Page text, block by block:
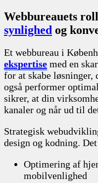
Webbureauets
synlighed og
Et webbureau i
ekspertise med en
for at skabe løsninger,
også performer
sikrer, at din
kanaler og når ud til
Strategisk
design og kodning.
Optimering af
mobilvenlighed